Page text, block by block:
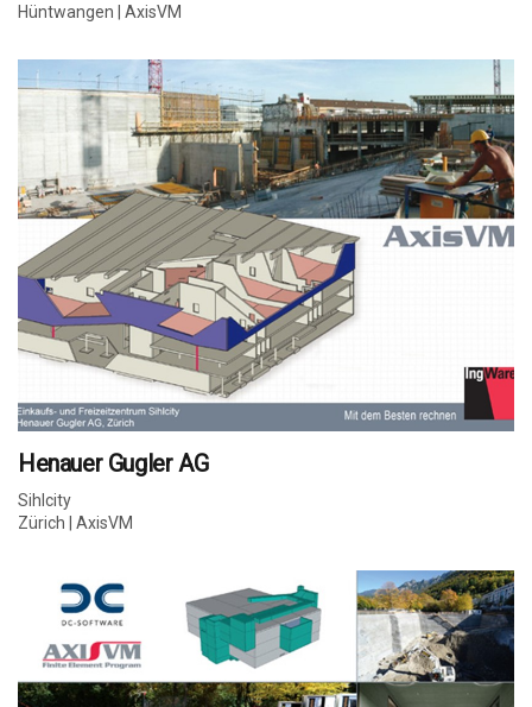
Hüntwangen | AxisVM
Henauer Gugler AG
Sihlcity
Zürich | AxisVM